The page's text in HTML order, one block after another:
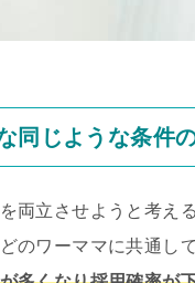
同じような条件
両立させようと考え
のワーママに共通し